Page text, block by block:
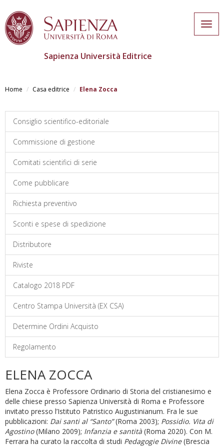
contenuto
Sapienza Università Editrice
Home Casa editrice Elena Zocca
Consiglio scientifico-editoriale
Commissione di gestione
Comitati scientifici di serie
Come pubblicare
Richiesta preventivo
Sconti e spese di spedizione
Distributore
Riviste
Catalogo 2018 PDF
Centro Stampa Università (EX CSA)
Determine Ordini Acquisto
Regolamento
ELENA ZOCCA
Elena Zocca è Professore Ordinario di Storia del cristianesimo e
delle chiese presso Sapienza Università di Roma e Professore
invitato presso l’Istituto Patristico Augustinianum. Fra le sue
pubblicazioni: Dai santi al “Santo”(Roma 2003); Possidio. Vita di
Agostino(Milano 2009); Infanzia e santità (Roma 2020). Con M.
Ferrara ha curato la raccolta di studi Pedagogie Divine(Brescia